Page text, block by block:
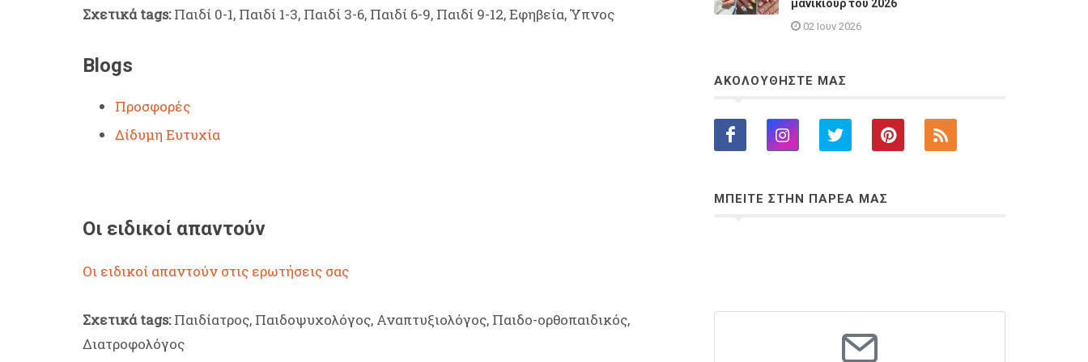
Σχετικά tags:Παιδί 0-1, Παιδί 1-3, Παιδί 3-6, Παιδί 6-9, Παιδί 9-12, Εφηβεία, Ύπνος
Blogs
Προσφορές
Δίδυμη Ευτυχία
Οι ειδικοί απαντούν
Οι ειδικοί απαντούν στις ερωτήσεις σας
Σχετικά tags:Παιδίατρος, Παιδοψυχολόγος, Αναπτυξιολόγος, Παιδο-ορθοπαιδικός,
Διατροφολόγος
μανικιούρ του 2026
02 Ιουν 2026
ΑΚΟΛΟΥΘΗΣΤΕ ΜΑΣ
ΜΠΕΙΤΕ ΣΤΗΝ ΠΑΡΕΑ ΜΑΣ